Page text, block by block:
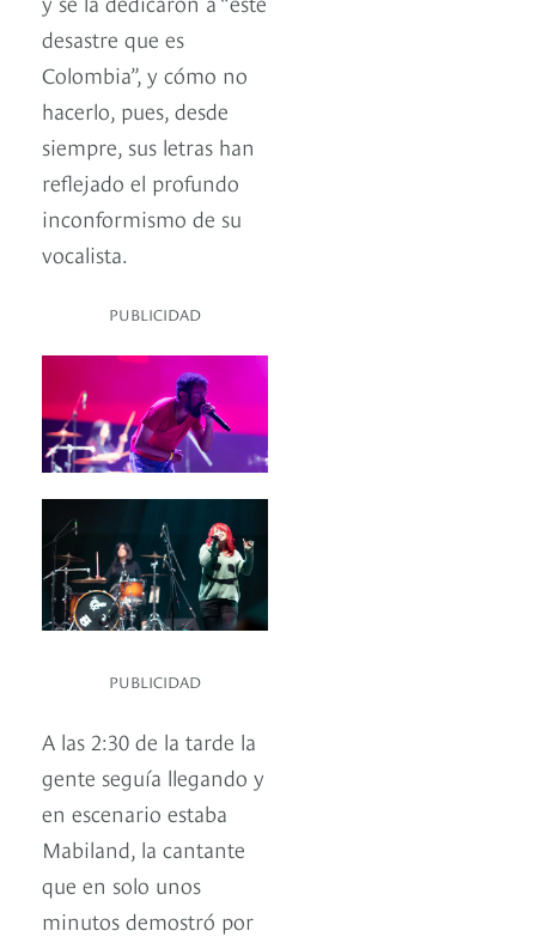
desastre que es
Colombia”, y cómo no
hacerlo, pues, desde
siempre, sus letras han
reflejado el profundo
inconformismo de su
vocalista.
PUBLICIDAD
PUBLICIDAD
A las 2:30 de la tarde la
gente seguía llegando y
en escenario estaba
Mabiland, la cantante
que en solo unos
minutos demostró por